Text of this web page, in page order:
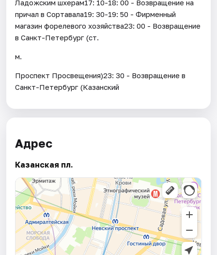
Ладожским шхерам17: 10-18: 00 - Возвращение на
причал в Сортавала19: 30-19: 50 - Фирменный
магазин форелевого хозяйства23: 00 - Возвращение
в Санкт-Петербург (ст.
м.
Проспект Просвещения)23: 30 - Возвращение в
Санкт-Петербург (Казанский
Адрес
Казанская пл.